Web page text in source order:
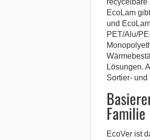
recycelbare
EcoLam
und
PET/Alu/
Lösungen.
Sortier-
Familie
EcoVer ist